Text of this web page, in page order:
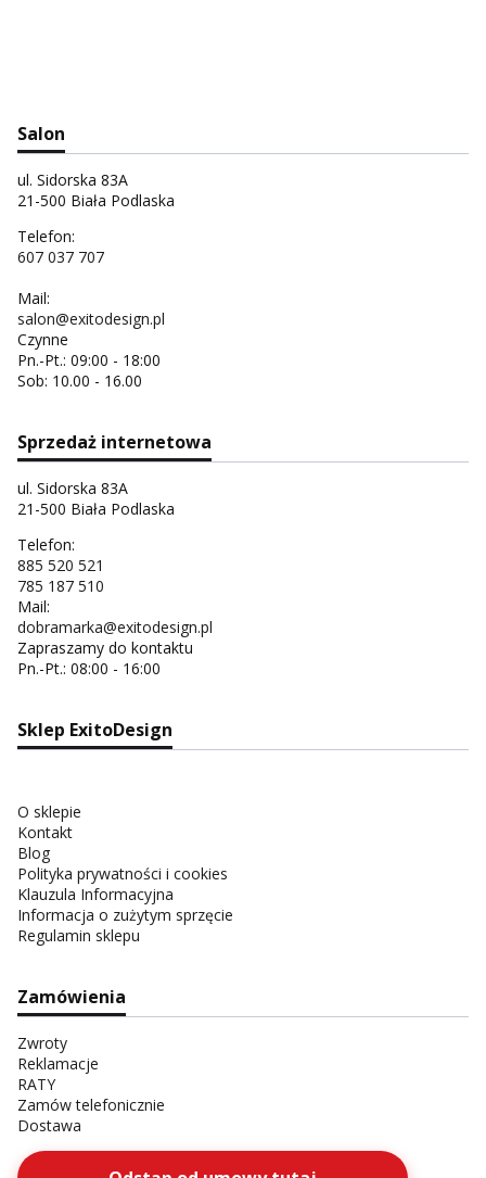
Salon
ul. Sidorska 83A
21-500 Biała Podlaska
Telefon:
607 037 707
Mail:
salon@exitodesign.pl
Czynne
Pn.-Pt.: 09:00 - 18:00
Sob: 10.00 - 16.00
Sprzedaż internetowa
ul. Sidorska 83A
21-500 Biała Podlaska
Telefon:
885 520 521
785 187 510
Mail:
dobramarka@exitodesign.pl
Zapraszamy do kontaktu
Pn.-Pt.: 08:00 - 16:00
Sklep ExitoDesign
O sklepie
Kontakt
Blog
Polityka prywatności i cookies
Klauzula Informacyjna
Informacja o zużytym sprzęcie
Regulamin sklepu
Zamówienia
Zwroty
Reklamacje
RATY
Zamów telefonicznie
Dostawa